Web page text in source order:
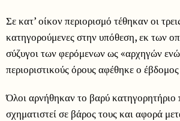
Σε κατ’ οίκον περιορισμό τέθηκαν οι
κατηγορούμενες στην υπόθεση, εκ των
σύζυγοι των φερόμενων ως «αρχηγών
περιοριστικούς όρους αφέθηκε ο
Όλοι αρνήθηκαν το βαρύ κατηγορητήριο
σχηματιστεί σε βάρος τους και αφορά